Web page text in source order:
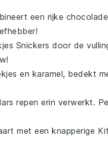
een rijke
Snickers door de
en karamel, bedekt
repen erin verwerkt.
met een knapperige